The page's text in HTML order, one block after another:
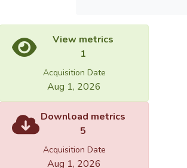
View metrics
1
Acquisition Date
Aug 1, 2026
Download metrics
5
Acquisition Date
Aug 1, 2026